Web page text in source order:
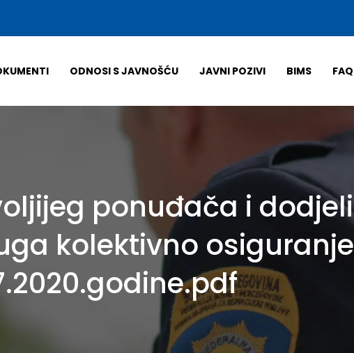
ODNOSI S JAVNOŠĆU JAVNI POZIVI BIMS FAQ
ponuđača i dodjeli
kolektivno osiguranje